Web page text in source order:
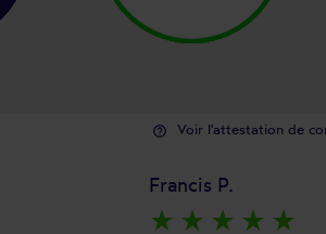
help_outline Voir l'attestation de
Francis P.
star_rate star_rate star_rate star_rate star_rate